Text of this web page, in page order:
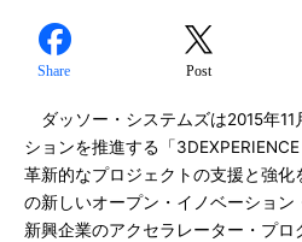
Share Post
ダッソー・システムズは2015年11
ションを推進する「
革新的なプロジェクトの支援と強
の新しいオープン・イノベーショ
新興企業のアクセラレーター・プロ